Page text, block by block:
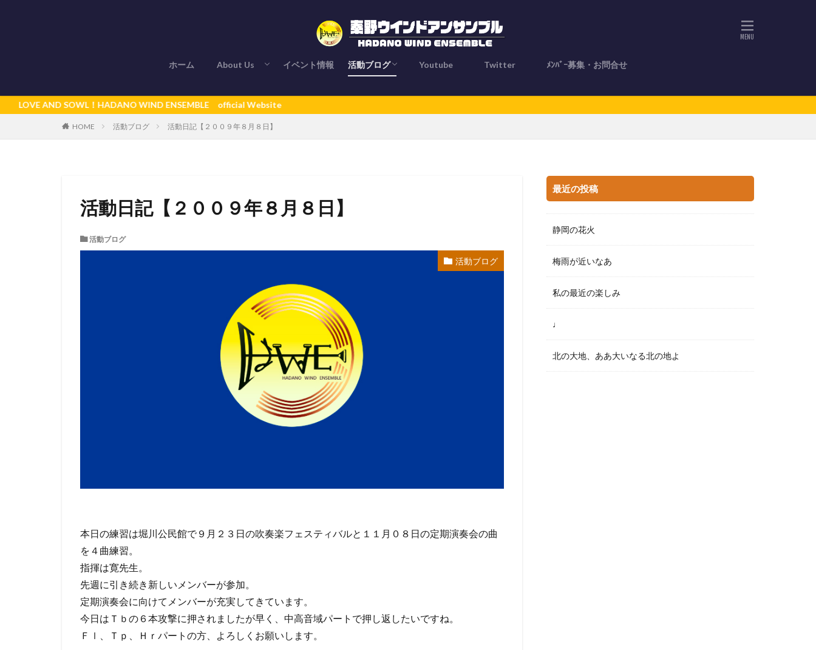
ホーム About Us イベント情報 活動ブログ Youtube Twitter ﾒﾝﾊﾞｰ募集・お問合せ
AND SOWL！HADANO WIND ENSEMBLE official Website
HOME 活動ブログ 活動日記【２００９年８月８日】
活動日記【２００９年８月８日】
活動ブログ
活動ブログ
本日の練習は堀川公民館で９月２３日の吹奏楽フェスティバルと１１月０８日の定期演奏会の曲
を４曲練習。
指揮は寛先生。
先週に引き続き新しいメンバーが参加。
定期演奏会に向けてメンバーが充実してきています。
今日はＴｂの６本攻撃に押されましたが早く、中高音域パートで押し返したいですね。
Ｆｌ、Ｔｐ、Ｈｒパートの方、よろしくお願いします。
最近の投稿
静岡の花火
梅雨が近いなあ
私の最近の楽しみ
♩
北の大地、ああ大いなる北の地よ